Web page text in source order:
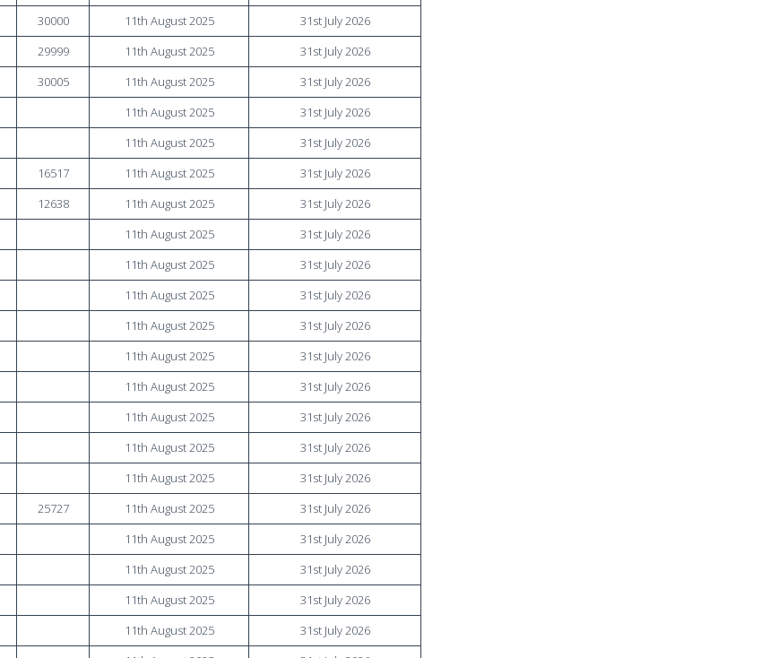
30000 11th August 2025
31st July 2026
29999 11th August 2025
31st July 2026
30005 11th August 2025
31st July 2026
11th August 2025
31st July 2026
11th August 2025
31st July 2026
16517 11th August 2025
31st July 2026
12638 11th August 2025
31st July 2026
11th August 2025
31st July 2026
11th August 2025
31st July 2026
11th August 2025
31st July 2026
11th August 2025
31st July 2026
11th August 2025
31st July 2026
11th August 2025
31st July 2026
11th August 2025
31st July 2026
11th August 2025
31st July 2026
11th August 2025
31st July 2026
25727 11th August 2025
31st July 2026
11th August 2025
31st July 2026
11th August 2025
31st July 2026
11th August 2025
31st July 2026
11th August 2025
31st July 2026